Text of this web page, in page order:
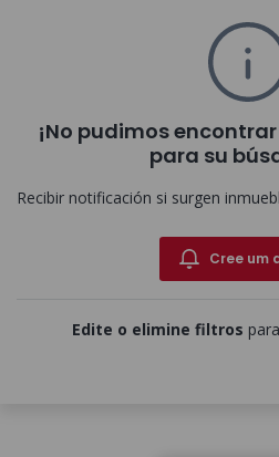
¡No pudimos
para su
Recibir notificación si surgen
Cree um
Edite o elimine filtros